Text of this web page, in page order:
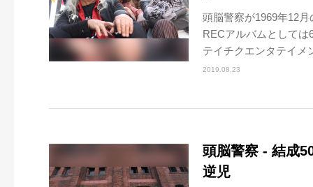
頭脳警察が1969年12
RECアルバムとして
テイチクエンタテイメ
2019.08.23
頭脳警察 - 結成
逆児